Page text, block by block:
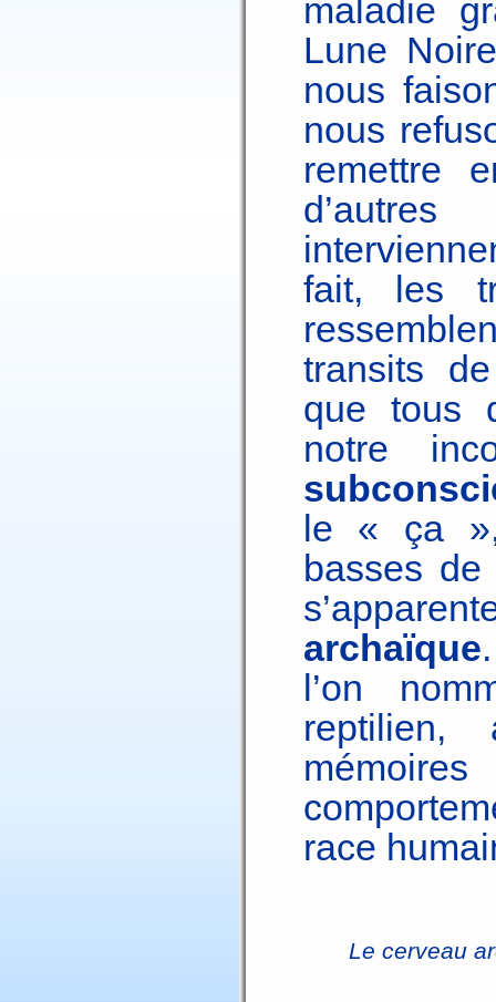
maladie
Lune
nous
nous
remettre
fait, les
transits
que tous
notre
le « ça
basses
archaïque
l’on
race
Le cerveau